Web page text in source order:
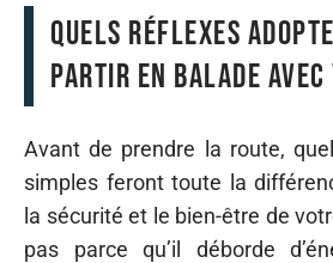
Quels réflexes
partir en balade
Avant de prendre la route,
simples feront toute la
la sécurité et le bien-être de
pas parce qu’il déborde